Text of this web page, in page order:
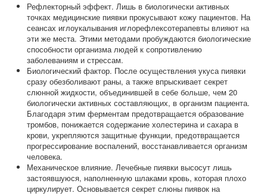
Рефлекторный эффект. Лишь в биологически активных
точках медицинские пиявки прокусывают кожу пациентов. На
сеансах иглоукалывания иглорефлексотерапевты влияют на
эти же места. Этими методами пробуждаются биологические
способности организма людей к сопротивлению
заболеваниям и стрессам.
Биологический фактор. После осуществления укуса пиявки
сразу обезболивают раны, а также впрыскивает секрет
слюнной жидкости, объединившей в себе больше, чем 20
биологически активных составляющих, в организм пациента.
Благодаря этим ферментам предотвращается образование
тромбов, понижается содержание холестерина и сахара в
крови, укрепляются защитные функции, предотвращается
прогрессирование воспалений, восстанавливается организм
человека.
Механическое влияние. Лечебные пиявки высосут лишь
застоявшуюся, наполненную шлаками кровь, которая плохо
циркулирует. Основывается секрет слюны пиявок на